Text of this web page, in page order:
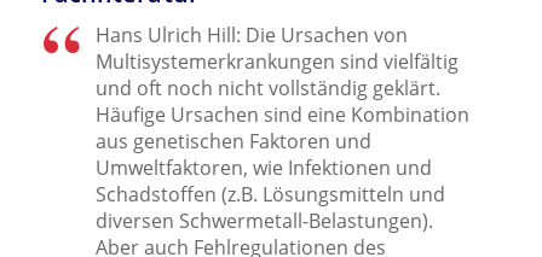
Hans Ulrich Hill: Die Ursachen von
Multisystemerkrankungen sind vielfältig
und oft noch nicht vollständig geklärt.
Häufige Ursachen sind eine Kombination
aus genetischen Faktoren und
Umweltfaktoren, wie Infektionen und
Schadstoffen (z.B. Lösungsmitteln und
diversen Schwermetall-Belastungen).
Aber auch Fehlregulationen des